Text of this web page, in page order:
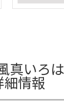
真いろ
情報